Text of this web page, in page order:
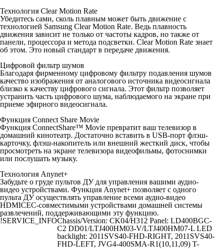
Технология Clear Motion Rate
Убедитесь сами, сколь плавным может быть движение с
технологией Samsung Clear Motion Rate. Ведь плавность
движения зависит не только от частоты кадров, но также от
панели, процессора и метода подсветки. Clear Motion Rate знает
об этом. Это новый стандарт в передаче движения.
Цифровой фильтр шумов
Благодаря фирменному цифровому фильтру подавления шумов
качество изображения от аналогового источника видеосигнала
близко к качеству цифрового сигнала. Этот фильтр позволяет
устранить часть цифрового шума, наблюдаемого на экране при
приеме эфирного видеосигнала.
Функция Connect Share Movie
Функция ConnectShare™ Movie превратит ваш телевизор в
домашний кинотеатр. Достаточно вставить в USB-порт флэш-
карточку, флэш-накопитель или внешний жесткий диск, чтобы
просмотреть на экране телевизора видеофильмы, фотоснимки
или послушать музыку.
Технология Anynet+
Забудьте о груде пультов ДУ для управления вашими аудио-
видео устройствами. Функция Anynet+ позволяет с одного
пульта ДУ осуществлять управление всеми аудио-видео
HDMICEC-совместимыми устройствами домашней системы
развлечений, поддерживающими эту функцию.
!SERVICE_INFOChassis/Version: CK04/H312 Panel: LD400BGC-
C2 DD01/LTJ400HM03-V/LTJ400HM07-L LED
backlight: 2011SVS40-FHD-RIGHT, 2011SVS40-
FHD-LEFT, JVG4-400SMA-R1(10,11,09) T-